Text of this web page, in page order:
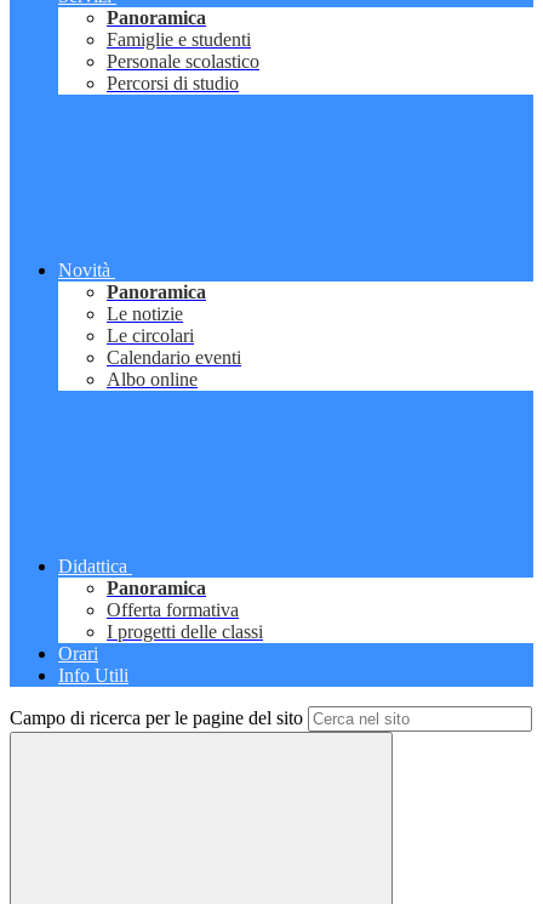
Panoramica
Famiglie e studenti
Personale scolastico
Percorsi di studio
Novità
Panoramica
Le notizie
Le circolari
Calendario eventi
Albo online
Didattica
Panoramica
Offerta formativa
I progetti delle classi
Orari
Info Utili
Campo di ricerca per le pagine del sito